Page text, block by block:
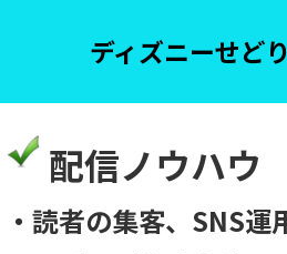
ディズニーせど
配信ノウハウ
・読者の集客、SNS